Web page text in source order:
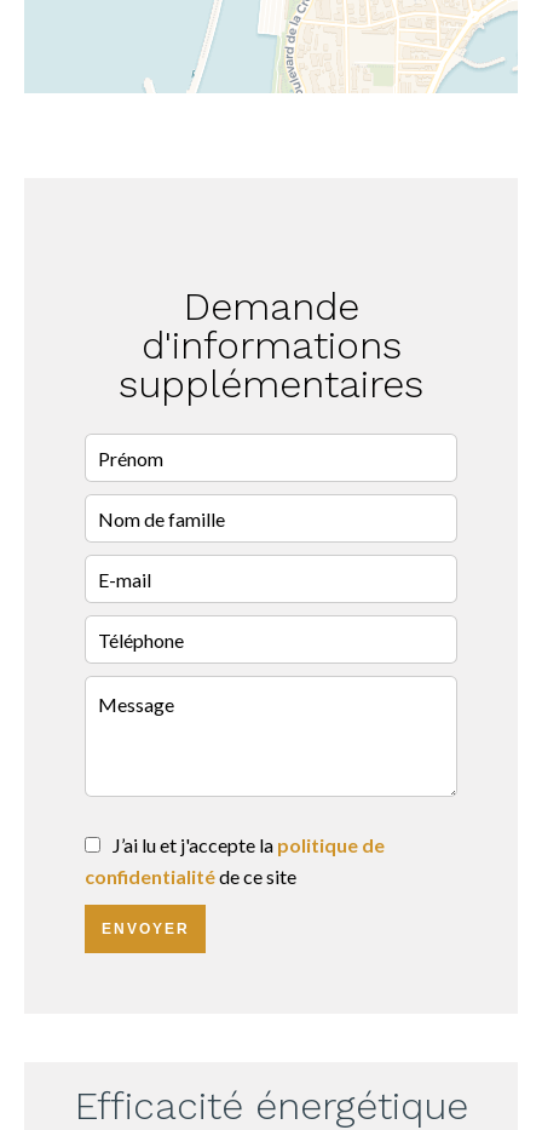
Demande
d'informations
supplémentaires
J’ai lu et j'accepte la politique de
confidentialitéde ce site
ENVOYER
Efficacité énergétique